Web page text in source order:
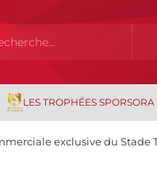
LES TROPHÉES SPORSORA
exclusive du Stade